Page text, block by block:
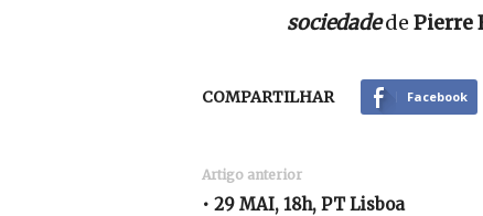
sociedadede Pierre
COMPARTILHAR Facebook
Artigo anterior
• 29 MAI, 18h, PT Lisboa